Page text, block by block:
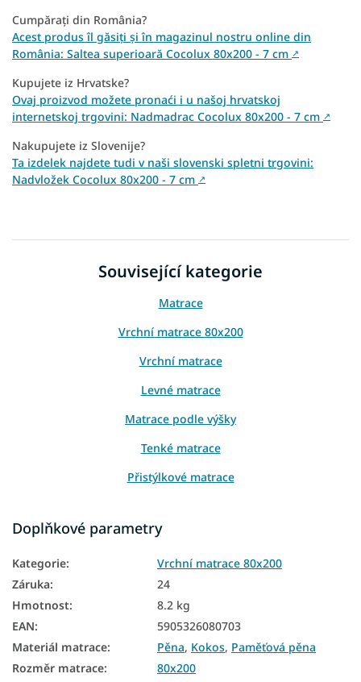
Cumpărați din România?
Acest produs îl găsiți și în magazinul nostru online din
România: Saltea superioară Cocolux 80x200 - 7 cm ↗
Kupujete iz Hrvatske?
Ovaj proizvod možete pronaći i u našoj hrvatskoj
internetskoj trgovini: Nadmadrac Cocolux 80x200 - 7 cm ↗
Nakupujete iz Slovenije?
Ta izdelek najdete tudi v naši slovenski spletni trgovini:
Nadvložek Cocolux 80x200 - 7 cm ↗
Související kategorie
Matrace
Vrchní matrace 80x200
Vrchní matrace
Levné matrace
Matrace podle výšky
Tenké matrace
Přistýlkové matrace
Matrace na gauč
Matrace na válendu
Levné matrace 80x200
Tenké matrace 80x200
Vrchní matrace tvrdé
Doplňkové parametry
Kategorie:
Vrchní matrace 80x200
Záruka:
24
Hmotnost:
8.2 kg
EAN:
5905326080703
Materiál matrace: Pěna, Kokos, Paměťová pěna
Rozměr matrace:
80x200